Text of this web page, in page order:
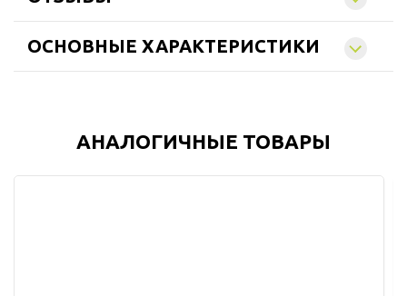
ОСНОВНЫЕ ХАРАКТЕРИСТИКИ
АНАЛОГИЧНЫЕ ТОВАРЫ